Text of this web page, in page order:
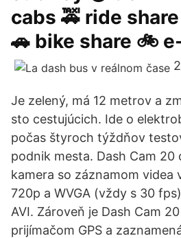
cabs 🚕 ride
🚗 bike share 🚲
Je zelený, má 12 metrov a
sto cestujúcich. Ide o
počas štyroch týždňov
podnik mesta. Dash Cam 20
kamera so záznamom videa
720p a WVGA (vždy s 30
AVI. Zároveň je Dash Cam
prijímačom GPS a